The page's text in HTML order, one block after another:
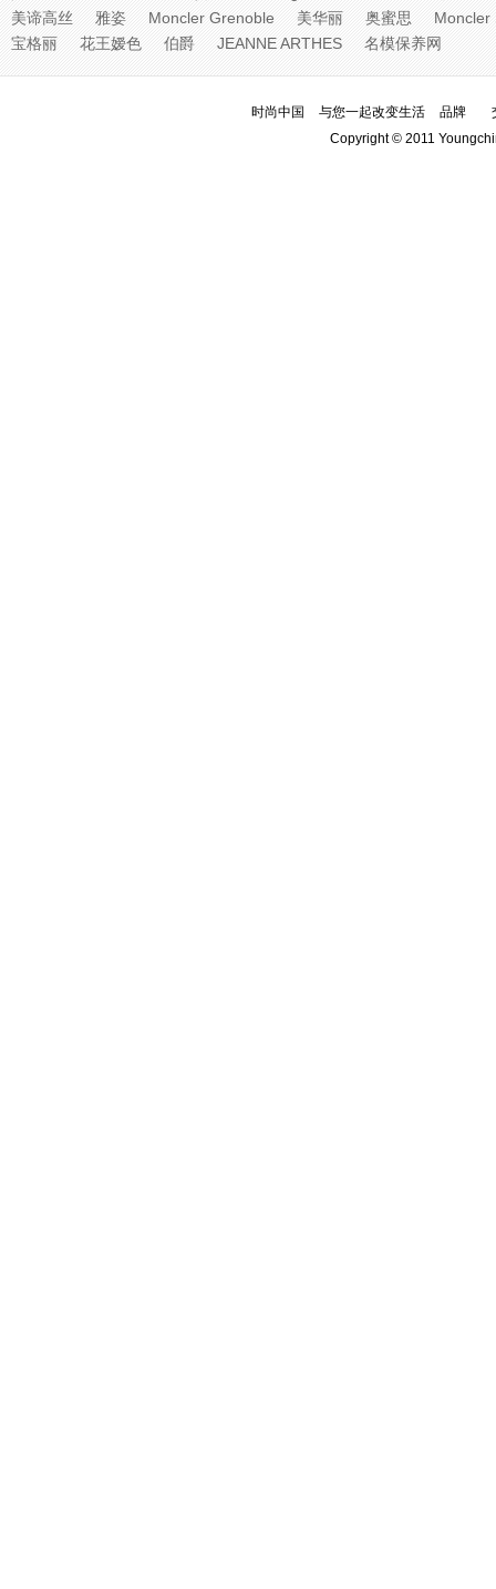
美谛高丝
雅姿 Moncler Grenoble 美华丽 奥蜜思
Moncler
宝格丽
花王嫒色 伯爵 JEANNE ARTHES 名模保养网
时尚中国 与您一起改变生活 品牌
Copyright © 2011